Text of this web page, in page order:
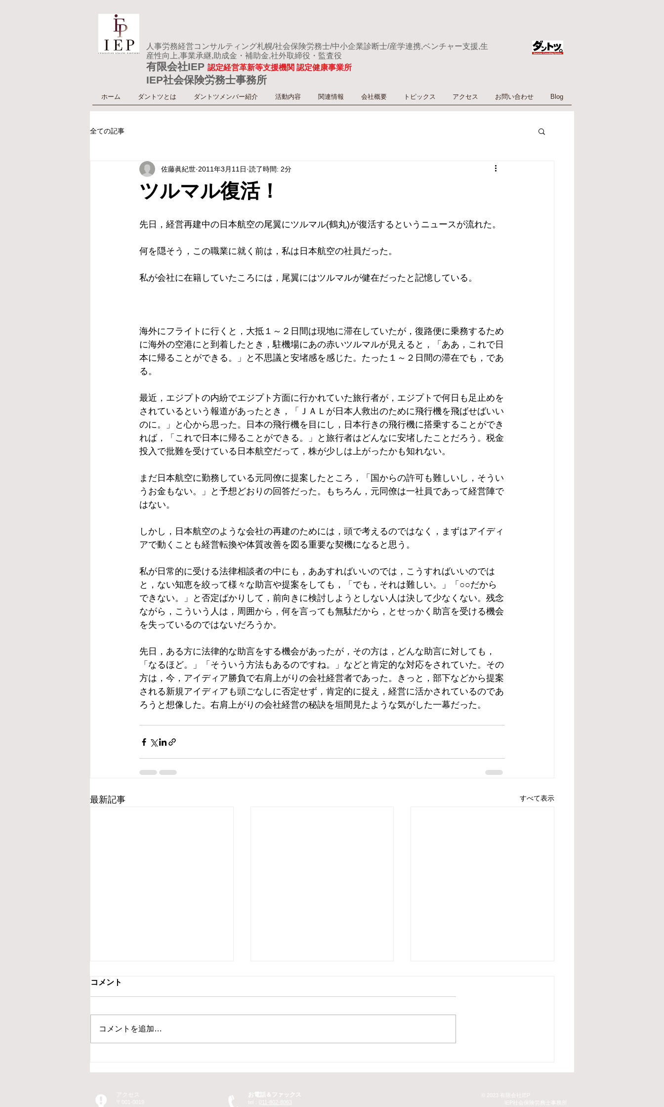
人事労務経営コンサルティング札幌/社会保険労務士/中小企業診断士/産学連携,ベンチャー支援,生
産性向上,事業承継,助成金・補助金,社外取締役・監査役
有限会社IEP 認定経営革新等支援機関 認定健康事業所
IEP社会保険労務士事務所
ホーム ダントツとは ダントツメンバー紹介 活動内容 関連情報 会社概要 トピックス アクセス お問い合わせ Blog
全ての記事
ツルマル復活！
佐藤眞紀世 2011年3月11日 読了時間: 2分
先日，経営再建中の日本航空の尾翼にツルマル(鶴丸)が復活するというニュースが流れた。
何を隠そう，この職業に就く前は，私は日本航空の社員だった。
私が会社に在籍していたころには，尾翼にはツルマルが健在だったと記憶している。
海外にフライトに行くと，大抵１～２日間は現地に滞在していたが，復路便に乗務するため
に海外の空港にと到着したとき，駐機場にあの赤いツルマルが見えると，「ああ，これで日
本に帰ることができる。」と不思議と安堵感を感じた。たった１～２日間の滞在でも，であ
る。
最近，エジプトの内紛でエジプト方面に行かれていた旅行者が，エジプトで何日も足止めを
されているという報道があったとき，「ＪＡＬが日本人救出のために飛行機を飛ばせばいい
のに。」と心から思った。日本の飛行機を目にし，日本行きの飛行機に搭乗することができ
れば，「これで日本に帰ることができる。」と旅行者はどんなに安堵したことだろう。税金
投入で批難を受けている日本航空だって，株が少しは上がったかも知れない。
まだ日本航空に勤務している元同僚に提案したところ，「国からの許可も難しいし，そうい
うお金もない。」と予想どおりの回答だった。もちろん，元同僚は一社員であって経営陣で
はない。
しかし，日本航空のような会社の再建のためには，頭で考えるのではなく，まずはアイディ
アで動くことも経営転換や体質改善を図る重要な契機になると思う。
私が日常的に受ける法律相談者の中にも，ああすればいいのでは，こうすればいいのでは
と，ない知恵を絞って様々な助言や提案をしても，「でも，それは難しい。」「○○だから
できない。」と否定ばかりして，前向きに検討しようとしない人は決して少なくない。残念
ながら，こういう人は，周囲から，何を言っても無駄だから，とせっかく助言を受ける機会
を失っているのではないだろうか。
先日，ある方に法律的な助言をする機会があったが，その方は，どんな助言に対しても，
「なるほど。」「そういう方法もあるのですね。」などと肯定的な対応をされていた。その
方は，今，アイディア勝負で右肩上がりの会社経営者であった。きっと，部下などから提案
される新規アイディアも頭ごなしに否定せず，肯定的に捉え，経営に活かされているのであ
ろうと想像した。右肩上がりの会社経営の秘訣を垣間見たような気がした一幕だった。
最新記事 すべて表示
2020.6.21 TVhテレビ北海道
MBA、ITコーディネータ 村本太
平が、6月21日（日）放映の『中
亘る経営コンサルタントとしての
取り組み ②...
す。 「ものづくり・商業・サー
た、 申請書のボリュームについ
て、...
こんにちは。総合経営コンサルタ
ビス補助金」等を含む2018年度
コメント
コメントを追加…
アクセス お電話＆ファックス
tel：
011-802-8063
© 2023 有限会社IEP
​ IEP社会保険労務士事務所